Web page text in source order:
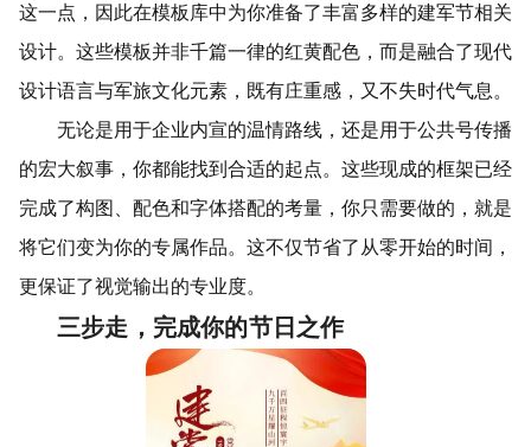
这一点，因此在模板库中为你准备了丰富多样的建军节相关
设计。这些模板并非千篇一律的红黄配色，而是融合了现代
设计语言与军旅文化元素，既有庄重感，又不失时代气息。
无论是用于企业内宣的温情路线，还是用于公共号传播
的宏大叙事，你都能找到合适的起点。这些现成的框架已经
完成了构图、配色和字体搭配的考量，你只需要做的，就是
将它们变为你的专属作品。这不仅节省了从零开始的时间，
更保证了视觉输出的专业度。
三步走，完成你的节日之作